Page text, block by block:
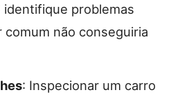
problemas
comum não conseguiria
: Inspecionar um carro